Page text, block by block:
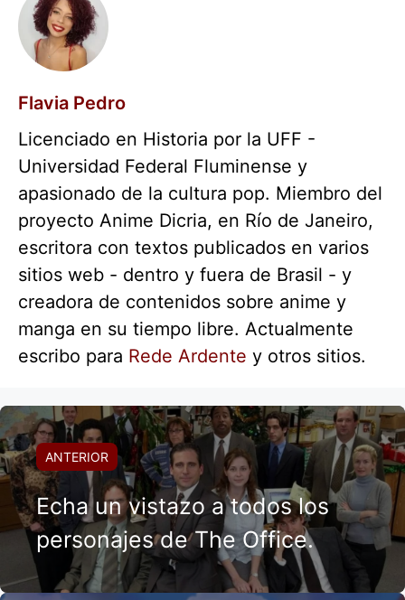
Flavia Pedro
Licenciado en Historia por la UFF -
Universidad Federal Fluminense y
apasionado de la cultura pop. Miembro del
proyecto Anime Dicria, en Río de Janeiro,
escritora con textos publicados en varios
sitios web - dentro y fuera de Brasil - y
creadora de contenidos sobre anime y
manga en su tiempo libre. Actualmente
escribo para Rede Ardente y otros sitios.
ANTERIOR
Echa un vistazo a todos los
personajes de The Office.